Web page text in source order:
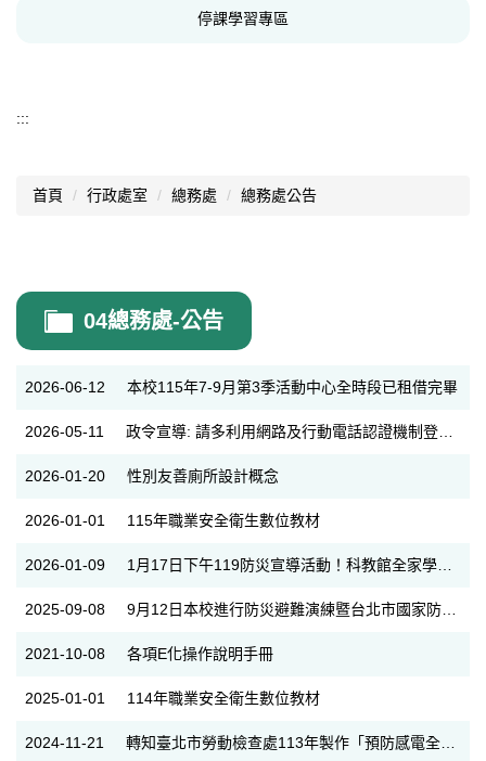
停課學習專區
:::
首頁 行政處室 總務處 總務處公告
04總務處-公告
2026-06-12 本校115年7-9月第3季活動中心全時段已租借完畢
2026-05-11 政令宣導: 請多利用網路及行動電話認證機制登入報稅系統，辧理 114年度綜合所得稅申報。
2026-01-20 性別友善廁所設計概念
2026-01-01 115年職業安全衛生數位教材
2026-01-09 1月17日下午119防災宣導活動！科教館全家學防災、拿好禮。
2025-09-08 9月12日本校進行防災避難演練暨台北市國家防災日示範學校演練
2021-10-08 各項E化操作說明手冊
2025-01-01 114年職業安全衛生數位教材
2024-11-21 轉知臺北市勞動檢查處113年製作「預防感電全民備戰」數位教材，敬請同仁撥空觀看